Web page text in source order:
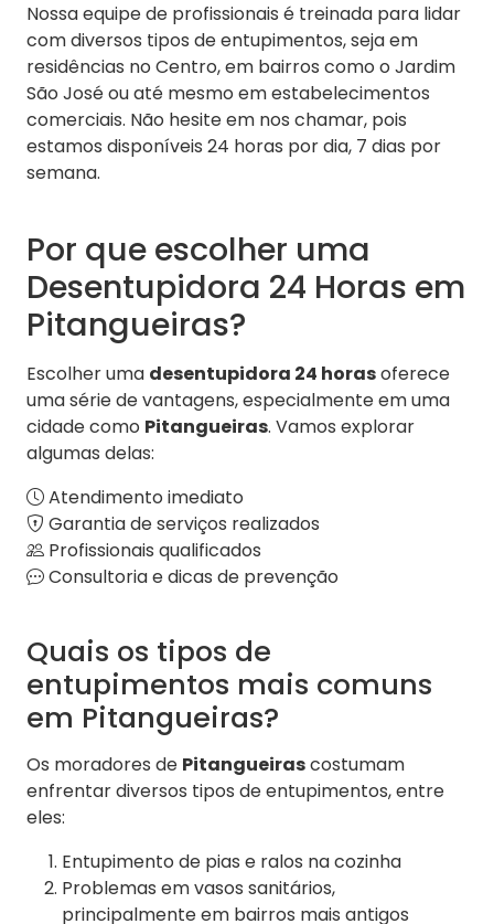
Nossa equipe de profissionais é treinada para lidar
com diversos tipos de entupimentos, seja em
residências no Centro, em bairros como o Jardim
São José ou até mesmo em estabelecimentos
comerciais. Não hesite em nos chamar, pois
estamos disponíveis 24 horas por dia, 7 dias por
semana.
Por que escolher uma
Desentupidora 24 Horas em
Pitangueiras?
Escolher uma desentupidora 24 horasoferece
uma série de vantagens, especialmente em uma
cidade como Pitangueiras. Vamos explorar
algumas delas:
Atendimento imediato
Garantia de serviços realizados
Profissionais qualificados
Consultoria e dicas de prevenção
Quais os tipos de
entupimentos mais comuns
em Pitangueiras?
Os moradores de Pitangueirascostumam
enfrentar diversos tipos de entupimentos, entre
eles:
Entupimento de pias e ralos na cozinha
Problemas em vasos sanitários,
principalmente em bairros mais antigos